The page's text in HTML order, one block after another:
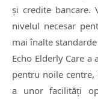
și credite bancare.
nivelul necesar
mai înalte
Echo Elderly Care
pentru noile centre,
a unor facilități